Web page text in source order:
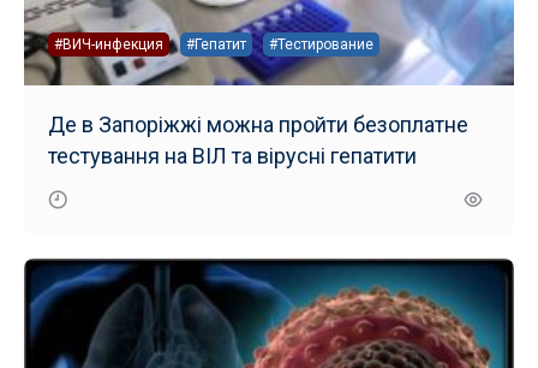
#ВИЧ-инфекция #Гепатит #Тестирование
Де в Запоріжжі можна пройти безоплатне
тестування на ВІЛ та вірусні гепатити